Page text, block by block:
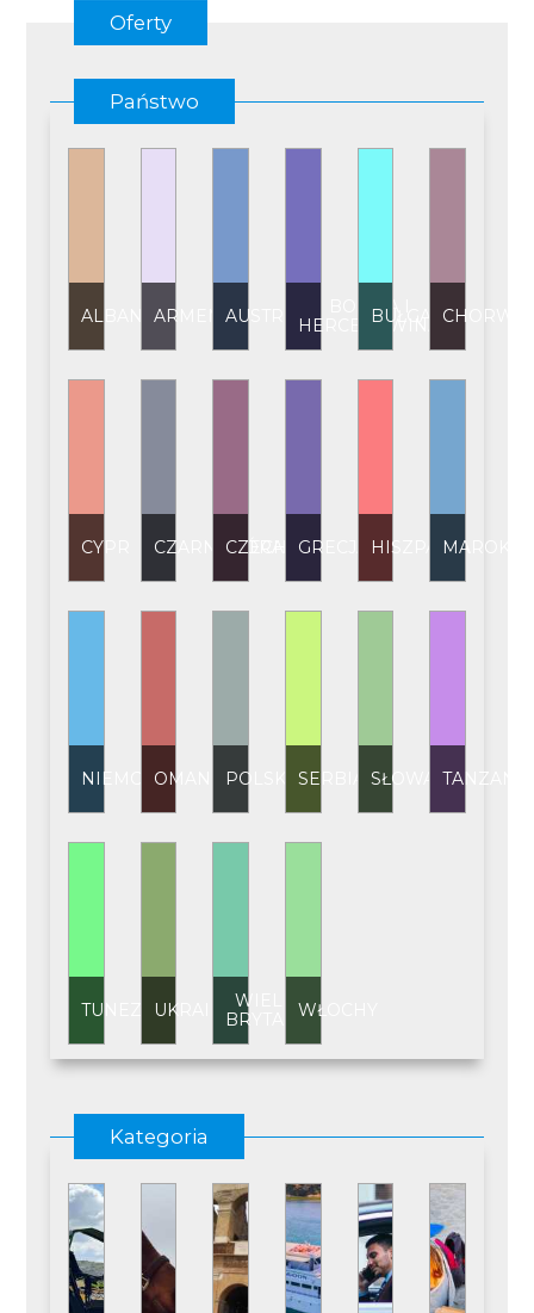
Oferty
Państwo
ALBANIAARMENIAAUSTRIA
BOŚNIA I
HERCEGOWINA
BUŁGARIA
CYPR CZARNOGÓRA
CZECHY GRECJA HISZPANIAMAROKO
NIEMCY OMAN POLSKASERBIA SŁOWACJATANZANIA
TUNEZJAUKRAINAWIELKA
BRYTANIAWŁOCHY
Kategoria